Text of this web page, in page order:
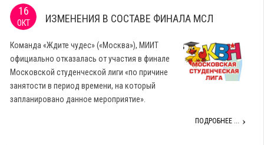
16
ОКТ ИЗМЕНЕНИЯ В СОСТАВЕ ФИНАЛА МСЛ
Команда «Ждите чудес» («Москва»), МИИТ
официально отказалась от участия в финале
Московской студенческой лиги «по причине
занятости в период времени, на который
запланировано данное мероприятие».
ПОДРОБНЕЕ ...